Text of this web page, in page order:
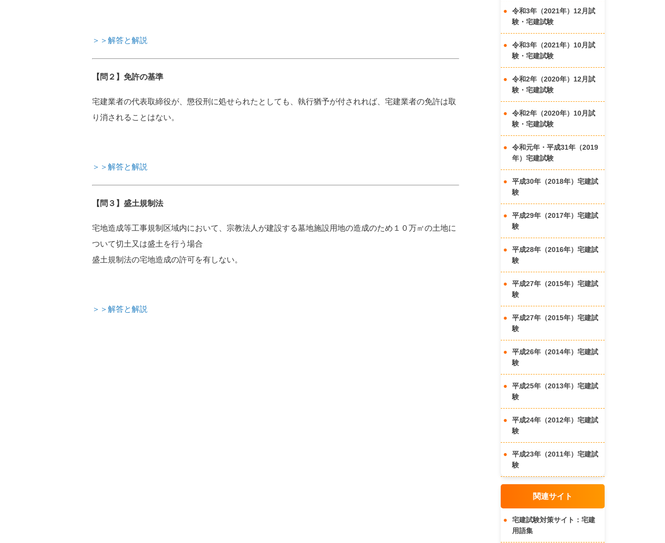
＞＞解答と解説
【問２】免許の基準
宅建業者の代表取締役が、懲役刑に処せられたとしても、執行猶予が付されれば、宅建業者の免許は取
り消されることはない。
＞＞解答と解説
【問３】盛土規制法
宅地造成等工事規制区域内において、宗教法人が建設する墓地施設用地の造成のため１０万㎡の土地に
ついて切土又は盛土を行う場合
盛土規制法の宅地造成の許可を有しない。
＞＞解答と解説
令和3年（2021年）12月試
験・宅建試験
令和3年（2021年）10月試
験・宅建試験
令和2年（2020年）12月試
験・宅建試験
令和2年（2020年）10月試
験・宅建試験
令和元年・平成31年（2019
年）宅建試験
平成30年（2018年）宅建試
験
平成29年（2017年）宅建試
験
平成28年（2016年）宅建試
験
平成27年（2015年）宅建試
験
平成27年（2015年）宅建試
験
平成26年（2014年）宅建試
験
平成25年（2013年）宅建試
験
平成24年（2012年）宅建試
験
平成23年（2011年）宅建試
験
関連サイト
宅建試験対策サイト：宅建
用語集